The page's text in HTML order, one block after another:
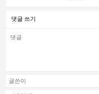
댓글 쓰기